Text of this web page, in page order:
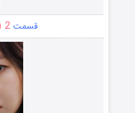
قسمت2 (زیرنویس)